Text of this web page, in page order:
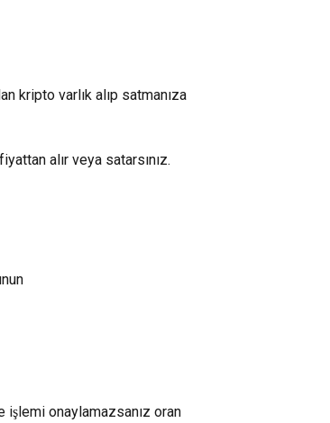
kripto varlık alıp satmanıza
alır veya satarsınız.
işlemi onaylamazsanız oran